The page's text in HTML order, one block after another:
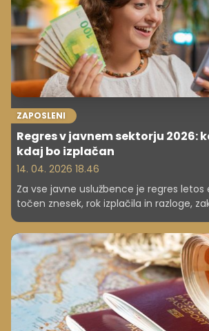
ZAPOSLENI
Regres v javnem sektorju 2026:
kdaj bo izplačan
14. 04. 2026 18.46
Za vse javne uslužbence je regres letos
točen znesek, rok izplačila in razloge,
višji.